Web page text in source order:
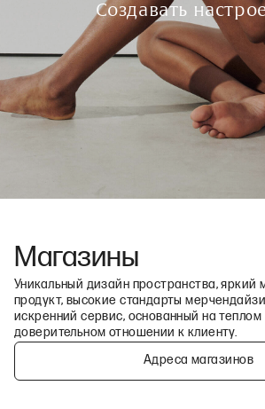
Создавать
Магазины
Уникальный дизайн пространства, яркий
продукт, высокие стандарты
искренний сервис, основанный на теплом
доверительном отношении к клиенту.
Адреса магазинов